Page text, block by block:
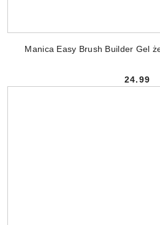
Manica Easy Brush Builder Gel
24.99